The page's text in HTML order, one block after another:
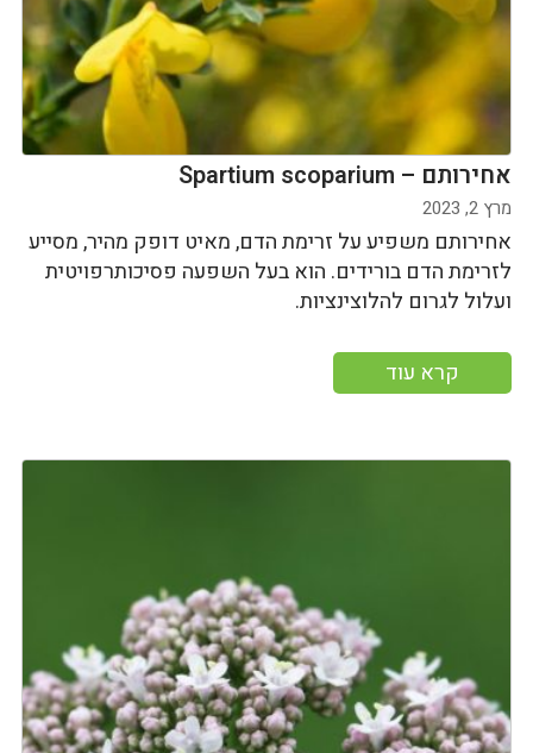
אחירותם – Spartium scoparium
מרץ 2, 2023
אחירותם משפיע על זרימת הדם, מאיט דופק מהיר, מסייע
לזרימת הדם בורידים. הוא בעל השפעה פסיכותרפויטית
ועלול לגרום להלוצינציות.
קרא עוד